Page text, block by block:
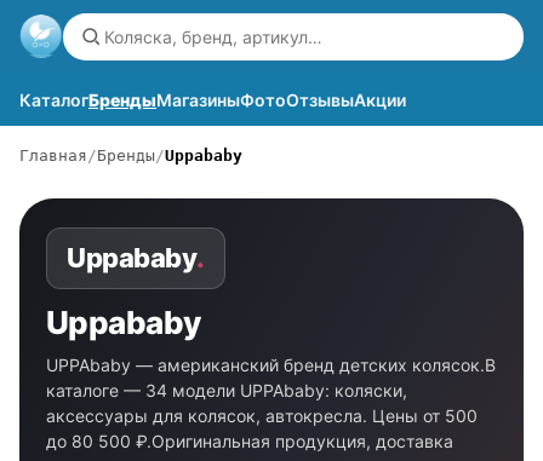
КаталогБрендыМагазиныФотоОтзывыАкции
Главная Бренды Uppababy
Uppababy.
Uppababy
UPPAbaby — американский бренд детских колясок.В
каталоге — 34 модели UPPAbaby: коляски,
аксессуары для колясок, автокресла. Цены от 500
до 80 500 ₽.Оригинальная продукция, доставка